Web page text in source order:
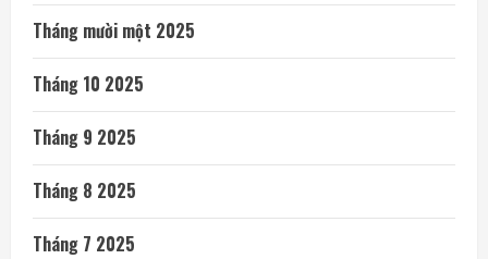
Tháng mười một 2025
Tháng 10 2025
Tháng 9 2025
Tháng 8 2025
Tháng 7 2025